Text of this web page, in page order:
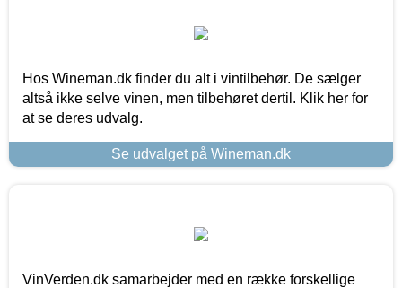
Hos Wineman.dk finder du alt i vintilbehør. De sælger
altså ikke selve vinen, men tilbehøret dertil. Klik her for
at se deres udvalg.
Se udvalget på Wineman.dk
VinVerden.dk samarbejder med en række forskellige